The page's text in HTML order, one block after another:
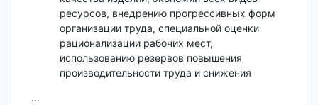
ресурсов, внедрению прогрессивных форм
организации труда, специальной оценки
рационализации рабочих мест,
использованию резервов повышения
производительности труда и снижения
...